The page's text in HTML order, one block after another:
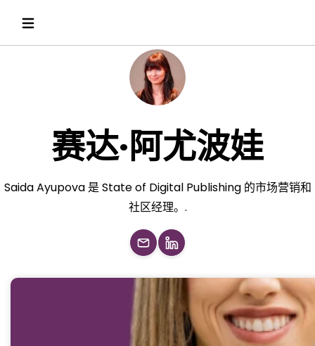
赛达·阿尤波娃
Saida Ayupova 是 State of Digital Publishing 的市场营销和
社区经理。.